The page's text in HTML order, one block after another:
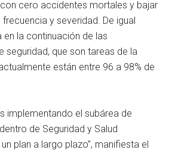
cero accidentes mortales y bajar
y severidad. De igual
en la continuación de las
seguridad, que son tareas de la
están entre 96 a 98% de
implementando el subárea de
de Seguridad y Salud
plan a largo plazo”, manifiesta el